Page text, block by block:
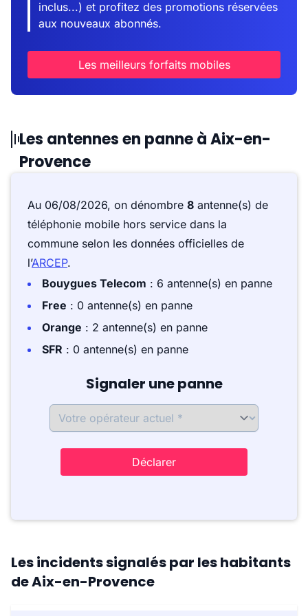
inclus...) et profitez des promotions réservées
aux nouveaux abonnés.
Les meilleurs forfaits mobiles
Les antennes en panne à Aix-en-
Provence
Au 06/08/2026, on dénombre 8 antenne(s) de
téléphonie mobile hors service dans la
commune selon les données officielles de
l’ARCEP.
Bouygues Telecom : 6 antenne(s) en panne
Free : 0 antenne(s) en panne
Orange : 2 antenne(s) en panne
SFR : 0 antenne(s) en panne
Signaler une panne
Déclarer
Les incidents signalés par les habitants
de Aix-en-Provence